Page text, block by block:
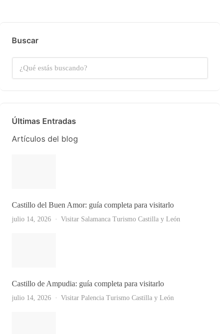
Buscar
Últimas Entradas
Artículos del blog
Castillo del Buen Amor: guía completa para visitarlo
julio 14, 2026 Visitar Salamanca Turismo Castilla y León
Castillo de Ampudia: guía completa para visitarlo
julio 14, 2026 Visitar Palencia Turismo Castilla y León